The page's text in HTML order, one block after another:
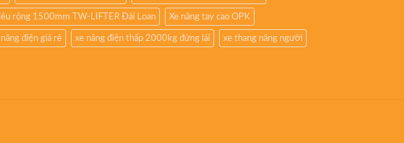
rộng 1500mm TW-LIFTER Đài Loan Xe nâng tay cao OPK
điện giá rẻ xe nâng điện thấp 2000kg đứng lái xe thang nâng người